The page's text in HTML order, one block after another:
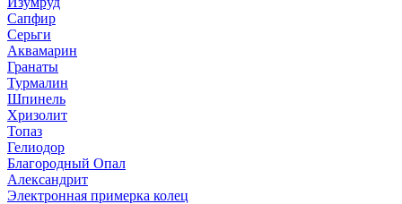
Сапфир
Серьги
Аквамарин
Гранаты
Турмалин
Шпинель
Хризолит
Топаз
Гелиодор
Благородный Опал
Александрит
Электронная примерка колец